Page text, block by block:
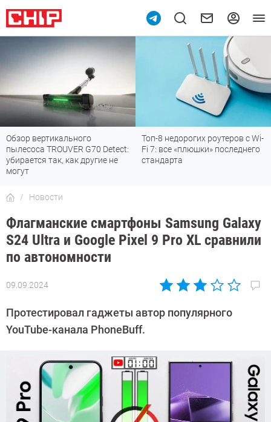
Топ-8 недорогих роутеров с Wi-
Fi 7: все «плюшки» последнего
стандарта
7 мессенджеров, которые
отлично работают в России
Новости
Флагманские смартфоны Samsung Galaxy
S24 Ultra и Google Pixel 9 Pro XL сравнили
по автономности
09.09.2024
Автор:
Калашников
Протестировал гаджеты автор популярного
YouTube-канала PhoneBuff.